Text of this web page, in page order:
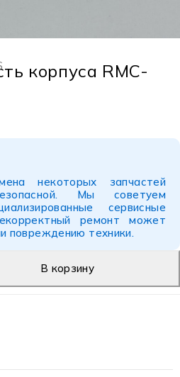
корпуса RMC-
некоторых запчастей
Мы советуем
сервисные
ремонт может
повреждению техники.
В корзину